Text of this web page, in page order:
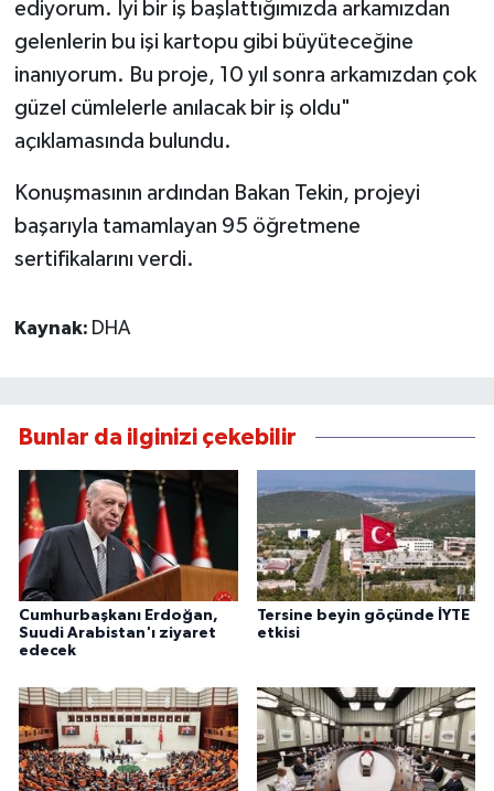
ediyorum. İyi bir iş başlattığımızda arkamızdan
gelenlerin bu işi kartopu gibi büyüteceğine
inanıyorum. Bu proje, 10 yıl sonra arkamızdan çok
güzel cümlelerle anılacak bir iş oldu"
açıklamasında bulundu.
Konuşmasının ardından Bakan Tekin, projeyi
başarıyla tamamlayan 95 öğretmene
sertifikalarını verdi.
Kaynak: DHA
Bunlar da ilginizi çekebilir
Cumhurbaşkanı Erdoğan,
Suudi Arabistan'ı ziyaret
edecek
Tersine beyin göçünde İYTE
etkisi